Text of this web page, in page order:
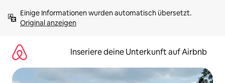
Inhalten
springenOriginal anzeigen
Inseriere deine Unterkunft auf Airbnb